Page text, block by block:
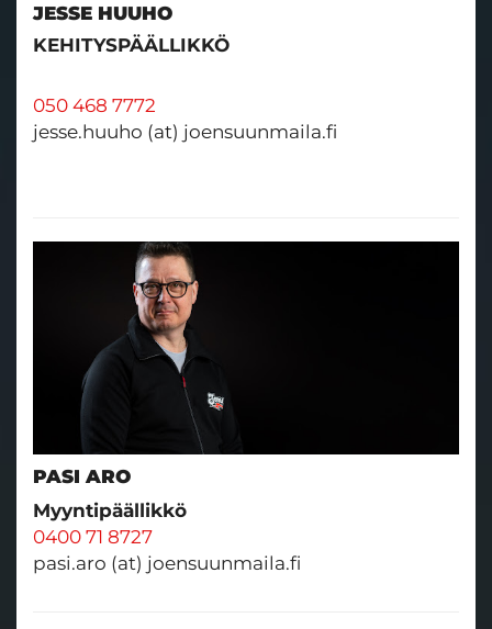
JESSE HUUHO
KEHITYSPÄÄLLIKKÖ
050 468 7772
jesse.huuho (at) joensuunmaila.fi
PASI ARO
Myyntipäällikkö
0400 71 8727
pasi.aro (at) joensuunmaila.fi